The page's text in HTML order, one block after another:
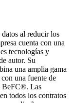
al reducir los
cuenta con una
tecnologías y
autor. Su
una amplia gama
una fuente de
BeFC®. Las
todos los contratos